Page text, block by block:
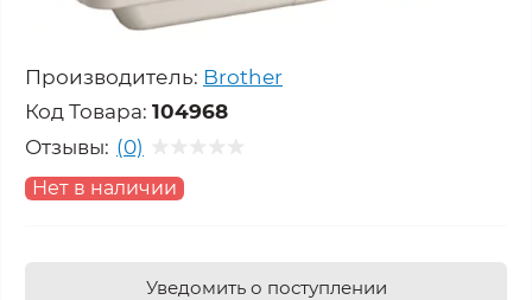
Производитель: Brother
Код Товара: 104968
Отзывы: (0)
Нет в наличии
Уведомить о поступлении